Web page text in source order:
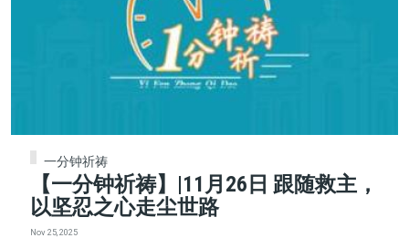
一分钟祈祷
【一分钟祈祷】|11月26日 跟随救主，
以坚忍之心走尘世路
Nov 25, 2025